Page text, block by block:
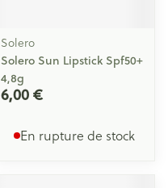
Solero
Solero Sun Lipstick Spf50+
4,8g
6,00 €
En rupture de stock